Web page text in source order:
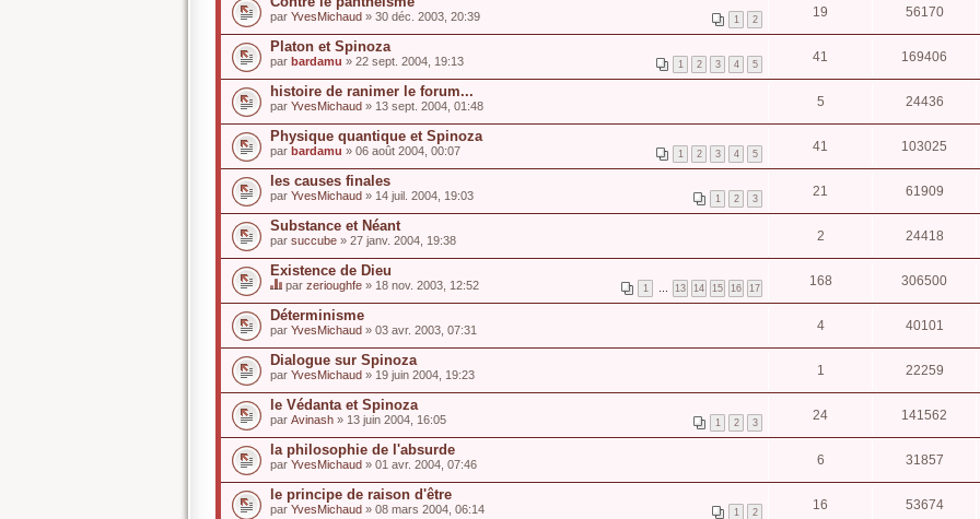
1 2
par YvesMichaud » 30 déc. 2003, 20:39 19 56170
Platon et Spinoza
1 2 3 4 5
par bardamu » 22 sept. 2004, 19:13 41 169406
histoire de ranimer le forum...
par YvesMichaud » 13 sept. 2004, 01:48 5 24436
Physique quantique et Spinoza
1 2 3 4 5
par bardamu » 06 août 2004, 00:07 41 103025
les causes finales
1 2 3
par YvesMichaud » 14 juil. 2004, 19:03 21 61909
Substance et Néant
par succube » 27 janv. 2004, 19:38 2 24418
Existence de Dieu
1 … 13 14 15 16 17
C
e
s
u
j
e
t
u
s
o
n
d
a
g
e
par zerioughfe » 18 nov. 2003, 12:52 168 306500
Déterminisme
par YvesMichaud » 03 avr. 2003, 07:31 4 40101
Dialogue sur Spinoza
par YvesMichaud » 19 juin 2004, 19:23 1 22259
le Védanta et Spinoza
1 2 3
par Avinash » 13 juin 2004, 16:05 24 141562
la philosophie de l'absurde
par YvesMichaud » 01 avr. 2004, 07:46 6 31857
le principe de raison d'être
1 2
par YvesMichaud » 08 mars 2004, 06:14 16 53674